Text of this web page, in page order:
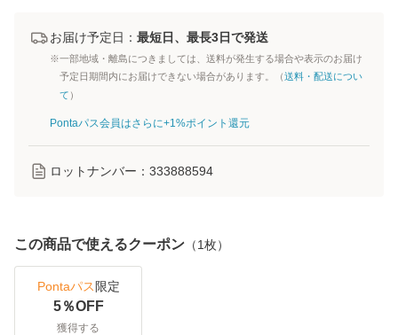
お届け予定日： 最短日、最長3日で発送
※一部地域・離島につきましては、送料が発生する場合や表示のお届け
予定日期間内にお届けできない場合があります。（送料・配送につい
て ）
Pontaパス会員はさらに+1%ポイント還元
ロットナンバー： 333888594
この商品で使えるクーポン （1枚）
Pontaパス 限定
5％OFF
獲得する